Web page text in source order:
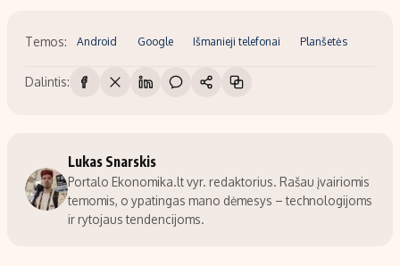
Temos: Android Google Išmanieji telefonai Planšetės
Dalintis:
Lukas Snarskis
Portalo Ekonomika.lt vyr. redaktorius. Rašau įvairiomis
temomis, o ypatingas mano dėmesys – technologijoms
ir rytojaus tendencijoms.